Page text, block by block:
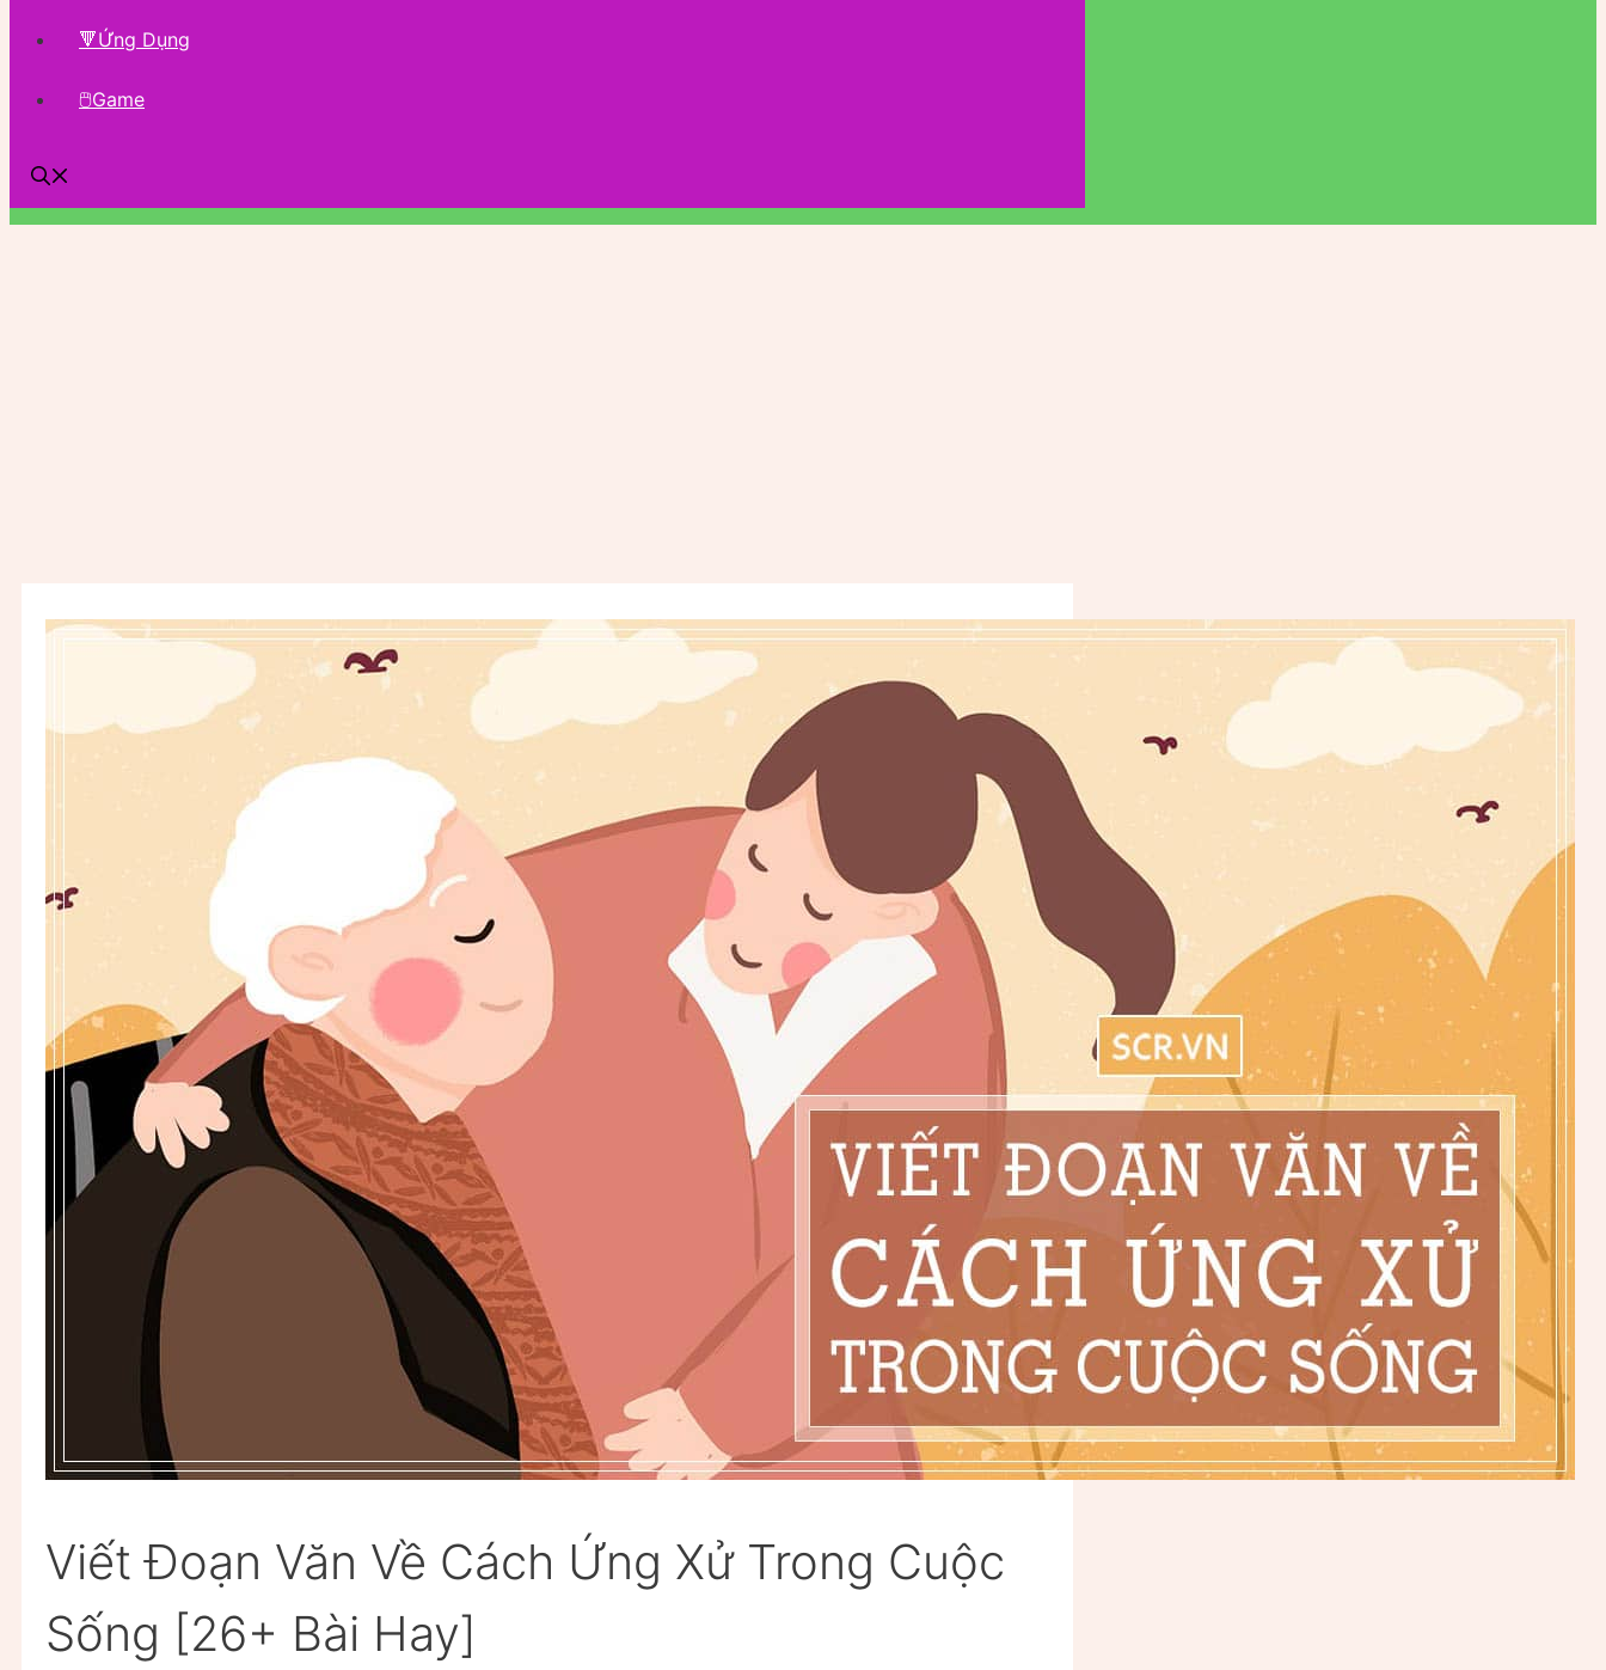
🔻Ứng Dụng
🖱Game
Viết Đoạn Văn Về Cách Ứng Xử Trong Cuộc
Sống [26+ Bài Hay]